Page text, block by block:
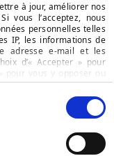
à jour, améliorer nos
vous l’acceptez, nous
personnelles telles
IP, les informations de
adresse e-mail et les
d’« Accepter » pour
pour vous y opposer ou
chaque catégorie de
» pour valider vos
vos préférences en
saisies soient